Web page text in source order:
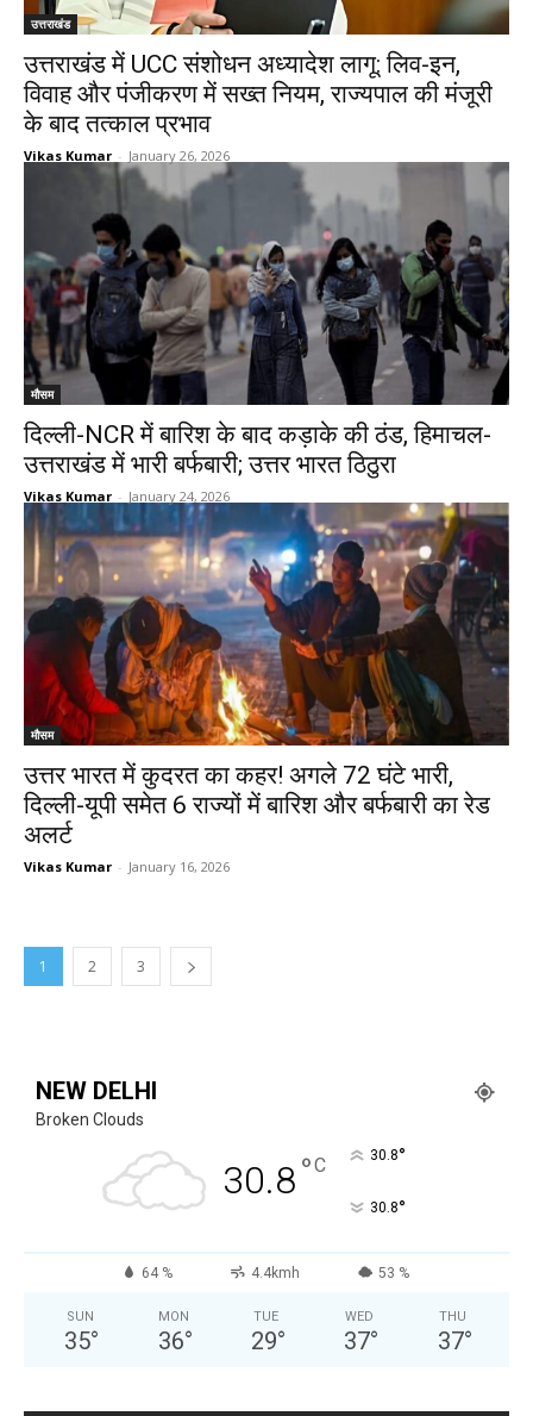
उत्तराखंड
उत्तराखंड में UCC संशोधन अध्यादेश लागू: लिव-इन,
विवाह और पंजीकरण में सख्त नियम, राज्यपाल की मंजूरी
के बाद तत्काल प्रभाव
Vikas Kumar - January 26, 2026
मौसम
दिल्ली-NCR में बारिश के बाद कड़ाके की ठंड, हिमाचल-
उत्तराखंड में भारी बर्फबारी; उत्तर भारत ठिठुरा
Vikas Kumar - January 24, 2026
मौसम
उत्तर भारत में कुदरत का कहर! अगले 72 घंटे भारी,
दिल्ली-यूपी समेत 6 राज्यों में बारिश और बर्फबारी का रेड
अलर्ट
Vikas Kumar - January 16, 2026
1 2 3
NEW DELHI
Broken Clouds
30.8°C 30.8°
30.8°
64 % 4.4kmh 53 %
SUN
35°
MON
36°
TUE
29°
WED
37°
THU
37°